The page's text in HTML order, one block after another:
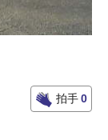
拍手0